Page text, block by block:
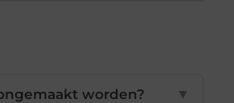
worden? ▼